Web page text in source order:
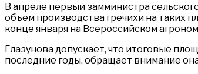
В апреле первый замминистра
объем производства гречихи на таких
конце января на Всероссийском
Глазунова допускает, что итоговые
последние годы, обращает внимание